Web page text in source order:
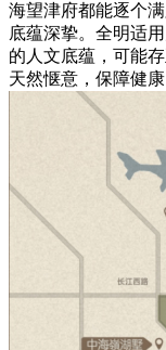
海望津府都能逐个
底蕴深挚。全明适
的人文底蕴，可能
天然惬意，保障健康